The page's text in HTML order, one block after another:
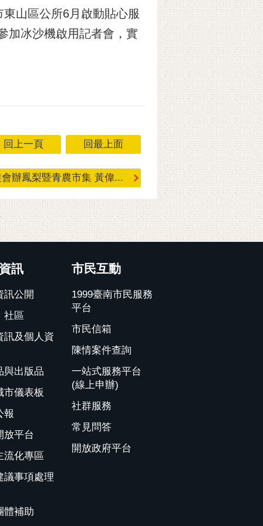
山區公所6月啟動貼心服
加冰沙機啟用記者會，實
回上一頁 回最上面
辦鳳梨暨青農市集 黃偉...
訊
訊公開
社區
訊及個人資
與出版品
市儀表板
報
放平台
流化專區
議事項處理
體補助
市民互動
1999臺南市民服務
平台
市民信箱
陳情案件查詢
一站式服務平台
(線上申辦)
社群服務
常見問答
開放政府平台